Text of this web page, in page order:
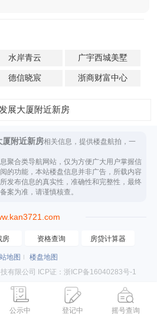
水岸青云 广宇西城美墅
德信晓宸 浙商财富中心
展大厦附近新房
附近新房相关信息，提供楼盘航拍，一
聚合类导航网站，仅为方便广大用户掌握信
的功能，本站楼盘信息并非广告，所载内容
发布信息的真实性，准确性和完整性，最终
案为准，请谨慎核查。
房 资格查询 房贷计算器
地图
楼盘地图
有限公司 ICP证：浙ICP备16040283号-1
公示中 登记中 摇号查询